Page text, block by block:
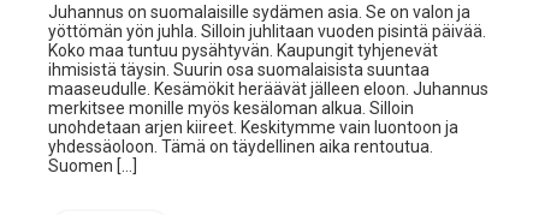
Juhannus on suomalaisille sydämen asia. Se on valon ja
yöttömän yön juhla. Silloin juhlitaan vuoden pisintä päivää.
Koko maa tuntuu pysähtyvän. Kaupungit tyhjenevät
ihmisistä täysin. Suurin osa suomalaisista suuntaa
maaseudulle. Kesämökit heräävät jälleen eloon. Juhannus
merkitsee monille myös kesäloman alkua. Silloin
unohdetaan arjen kiireet. Keskitymme vain luontoon ja
yhdessäoloon. Tämä on täydellinen aika rentoutua.
Suomen […]